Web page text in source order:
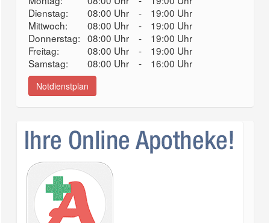
Dienstag:
08:00 Uhr -
19:00 Uhr
Mittwoch:
08:00 Uhr -
19:00 Uhr
Donnerstag: 08:00 Uhr -
19:00 Uhr
Freitag:
08:00 Uhr -
19:00 Uhr
Samstag:
08:00 Uhr - 16:00 Uhr
Notdienstplan